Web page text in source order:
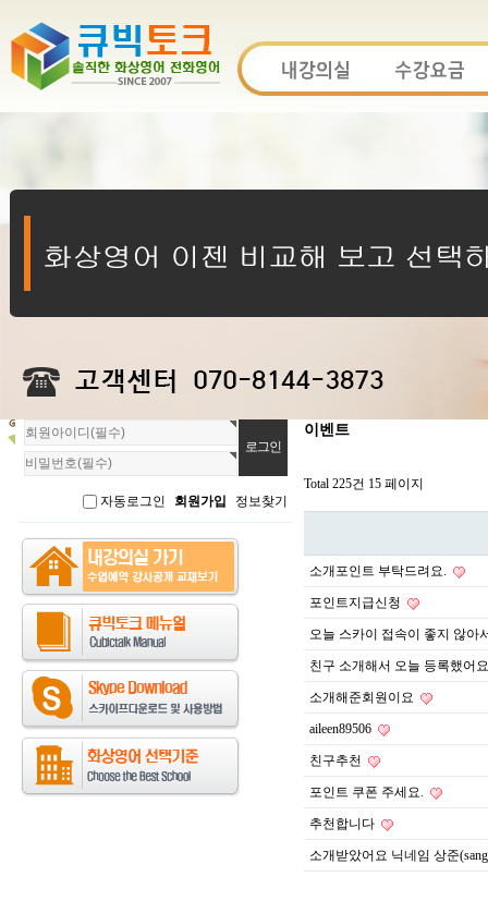
회
원
로
자동로그인 회원가입 정보찾기
이벤트
Total 225건 15 페이지
소개포인트 부탁드려요.
포인트지급신청
오늘 스카이 접속이 좋지 않아
친구 소개해서 오늘 등록했어
소개해준회원이요
aileen89506
친구추천
포인트 쿠폰 주세요.
추천합니다
소개받았어요 닉네임 상준